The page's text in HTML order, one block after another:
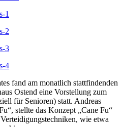
fand am monatlich stattfindenden
Ostend eine Vorstellung zum
für Senioren) statt. Andreas
stellte das Konzept „Cane Fu“
wie etwa